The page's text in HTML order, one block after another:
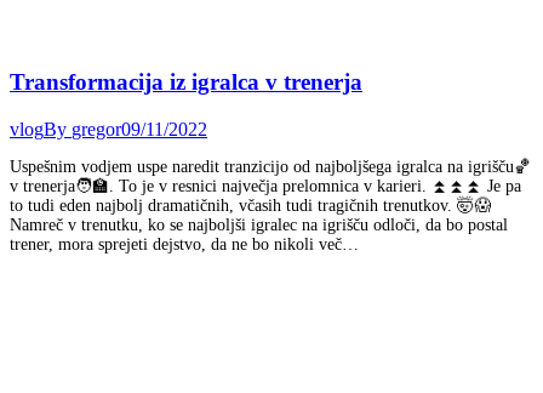
Transformacija iz igralca v trenerja
vlogBy gregor09/11/2022
Uspešnim vodjem uspe naredit tranzicijo od najboljšega igralca na igrišču🏀
v trenerja🧑‍🏫. To je v resnici največja prelomnica v karieri. ⏫⏫⏫ Je pa
to tudi eden najbolj dramatičnih, včasih tudi tragičnih trenutkov. 🤯😱
Namreč v trenutku, ko se najboljši igralec na igrišču odloči, da bo postal
trener, mora sprejeti dejstvo, da ne bo nikoli več…